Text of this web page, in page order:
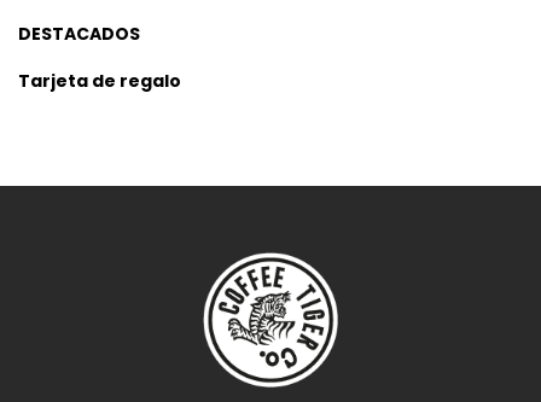
DESTACADOS
Tarjeta de regalo